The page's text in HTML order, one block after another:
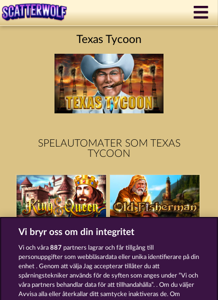
Texas Tycoon
SPELAUTOMATER SOM TEXAS
TYCOON
KING & QUEEN OLD FISHERMAN
Vi bryr oss om din integritet
Vi och våra887 partners lagrar och får tillgång till
personuppgifter som webbläsardata eller unika identifierare på din
enhet . Genom att välja Jag accepterar tillåter du att
spårningstekniker används för de syften som anges under ”Vi och
våra partners behandlar data för att tillhandahålla”. . Om du väljer
Avvisa alla eller återkallar ditt samtycke inaktiveras de. Om